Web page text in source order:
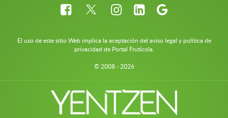
El uso de este sitio Web implica la aceptación del aviso legal y política de
privacidad de Portal Frutícola.
© 2008 - 2026